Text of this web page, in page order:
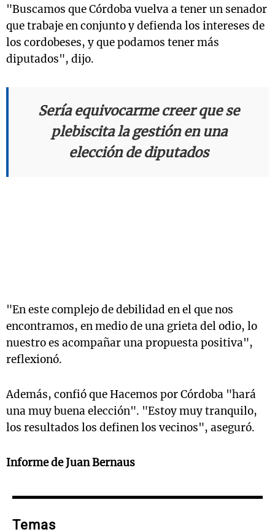
"Buscamos que Córdoba vuelva a tener un senador
que trabaje en conjunto y defienda los intereses de
los cordobeses, y que podamos tener más
diputados", dijo.
Sería equivocarme creer que se
plebiscita la gestión en una
elección de diputados
"En este complejo de debilidad en el que nos
encontramos, en medio de una grieta del odio, lo
nuestro es acompañar una propuesta positiva",
reflexionó.
Además, confió que Hacemos por Córdoba "hará
una muy buena elección". "Estoy muy tranquilo,
los resultados los definen los vecinos", aseguró.
Informe de Juan Bernaus
Temas